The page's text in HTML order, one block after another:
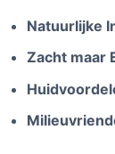
Natuurlijke
Zacht maar